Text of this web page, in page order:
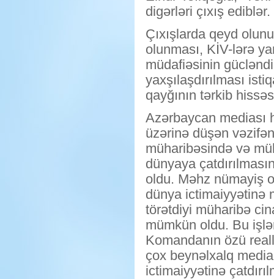
digərləri çıxış ediblər.
Çıxışlarda qeyd
olunması, KİV-lərə
müdafiəsinin
yaxşılaşdırılması
qayğının tərkib
Azərbaycan mediası
üzərinə düşən
müharibəsində və
dünyaya
oldu. Məhz nümayiş
dünya ictimaiyyətinə
törətdiyi müharibə
mümkün oldu. Bu
Komandanın özü
çox beynəlxalq
ictimaiyyətinə